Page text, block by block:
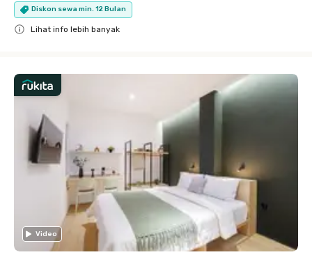
Diskon sewa min. 12 Bulan
Lihat info lebih banyak
Video